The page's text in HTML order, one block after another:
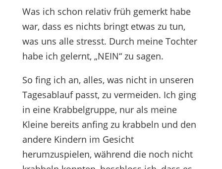
Was ich schon relativ früh gemerkt habe
war, dass es nichts bringt etwas zu tun,
was uns alle stresst. Durch meine Tochter
habe ich gelernt, „NEIN“ zu sagen.
So fing ich an, alles, was nicht in unseren
Tagesablauf passt, zu vermeiden. Ich ging
in eine Krabbelgruppe, nur als meine
Kleine bereits anfing zu krabbeln und den
andere Kindern im Gesicht
herumzuspielen, während die noch nicht